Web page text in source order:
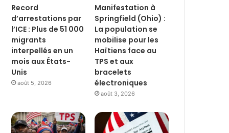
Record
d’arrestations par
l’ICE : Plus de 51 000
migrants
interpellés en un
mois aux États-
Unis
août 5, 2026
Manifestation à
Springfield (Ohio) :
La population se
mobilise pour les
Haïtiens face au
TPS et aux
bracelets
électroniques
août 3, 2026